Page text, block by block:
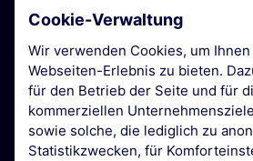
MODULE GROOTTE M3
109 x 89 mm
Cookie-Verwaltung
Wir verwenden Cookies, um
Webseiten-Erlebnis zu bieten.
für den Betrieb der Seite und für
kommerziellen
sowie solche, die lediglich zu
Statistikzwecken, für